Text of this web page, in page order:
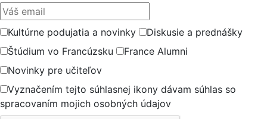
Váš email
Kultúrne podujatia a novinky
Diskusie a prednášky
Štúdium vo Francúzsku
France Alumni
Novinky pre učiteľov
Vyznačením tejto súhlasnej ikony dávam súhlas so
spracovaním mojich osobných údajov